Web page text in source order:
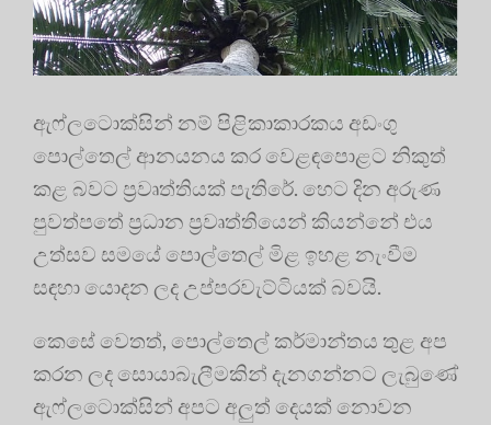
ඇෆ්ලටොක්සින් නම් පිළිකාකාරකය අඩංගු
පොල්තෙල් ආනයනය කර වෙළඳපොළට නිකුත්
කළ බවට ප්‍රවෘත්තියක් පැතිරේ. හෙට දින අරුණ
පුවත්පතේ ප්‍රධාන ප්‍රවෘත්තියෙන් කියන්නේ එය
උත්සව සමයේ පොල්තෙල් මිළ ඉහළ නැංවීම
සඳහා යොදන ලද උප්පරවැට්ටියක් බවයි.
කෙසේ වෙතත්, පොල්තෙල් කර්මාන්තය තුළ අප
කරන ලද සොයාබැලීමකින් දැනගන්නට ලැබුණේ
ඇෆ්ලටොක්සින් අපට අලුත් දෙයක් නොවන